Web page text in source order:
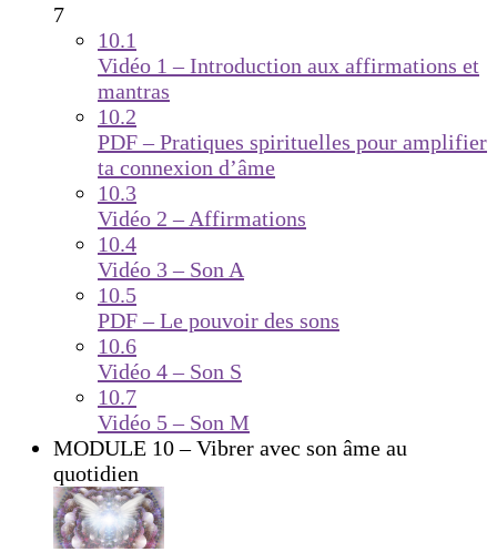
7
10.1
Vidéo 1 – Introduction aux affirmations et
mantras
10.2
PDF – Pratiques spirituelles pour amplifier
ta connexion d’âme
10.3
Vidéo 2 – Affirmations
10.4
Vidéo 3 – Son A
10.5
PDF – Le pouvoir des sons
10.6
Vidéo 4 – Son S
10.7
Vidéo 5 – Son M
MODULE 10 – Vibrer avec son âme au
quotidien